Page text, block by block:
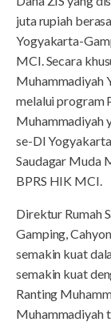
juta rupiah
Yogyakarta-
MCI. Secara
Muhammadiyah
melalui program
Muhammadiyah
se-DI
Saudagar Muda
BPRS HIK MCI.
Direktur Rumah
Gamping,
semakin kuat
semakin kuat
Ranting
Muhammadiyah